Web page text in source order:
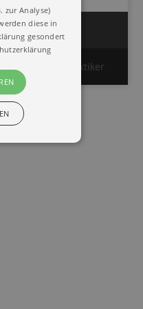
Heilpraktiker
zur Analyse)
diese in
gesondert